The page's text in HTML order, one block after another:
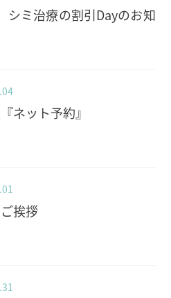
シミ治療の割引Dayのお知
ネット予約』
挨拶